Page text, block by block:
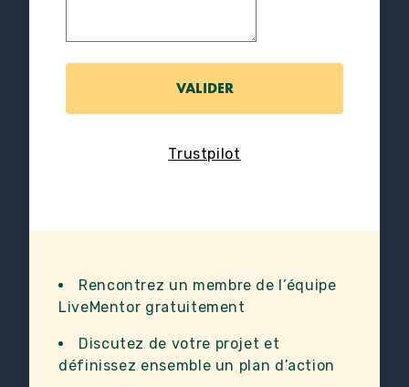
Rencontrez un membre de l’équipe
LiveMentor gratuitement
Discutez de votre projet et
définissez ensemble un plan d’action
Trustpilot